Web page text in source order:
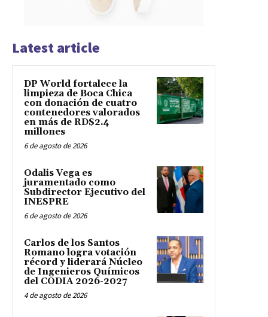
Latest article
DP World fortalece la
limpieza de Boca Chica
con donación de cuatro
contenedores valorados
en más de RD$2.4
millones
6 de agosto de 2026
Odalis Vega es
juramentado como
Subdirector Ejecutivo del
INESPRE
6 de agosto de 2026
Carlos de los Santos
Romano logra votación
récord y liderará Núcleo
de Ingenieros Químicos
del CODIA 2026-2027
4 de agosto de 2026